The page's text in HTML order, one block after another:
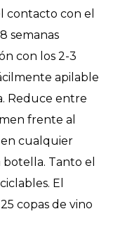
contacto con el
semanas
con los 2-3
apilable
Reduce entre
frente al
cualquier
Tanto el
El
copas de vino